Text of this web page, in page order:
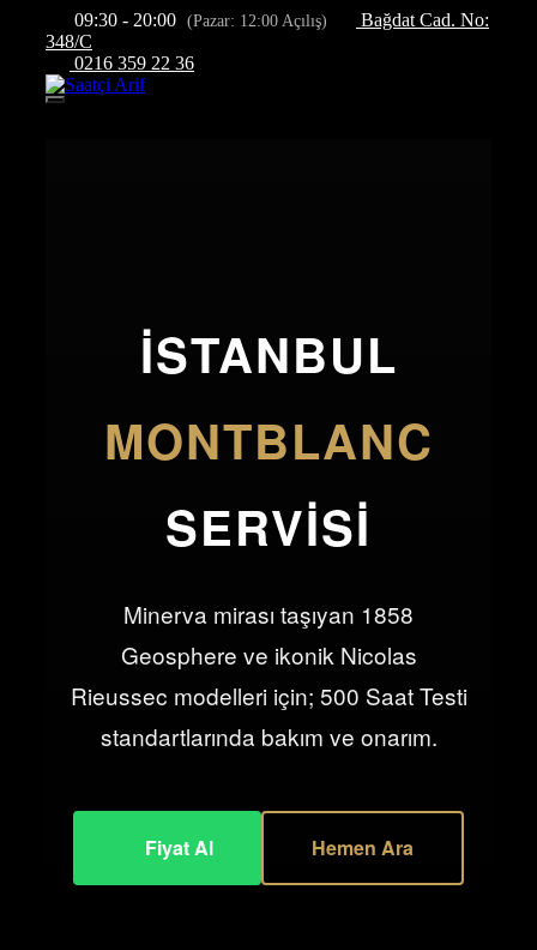
09:30 - 20:00 (Pazar: 12:00 Açılış)
Bağdat Cad. No:
348/C
0216 359 22 36
Menü
İSTANBUL
MONTBLANC
SERVISI
Minerva mirası taşıyan 1858
Geosphere ve ikonik Nicolas
Rieussec modelleri için; 500 Saat Testi
standartlarında bakım ve onarım.
Fiyat Al Hemen Ara